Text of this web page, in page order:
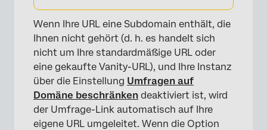
Wenn Ihre URL eine Subdomain enthält, die
Ihnen nicht gehört (d. h. es handelt sich
nicht um Ihre standardmäßige URL oder
eine gekaufte Vanity-URL), und Ihre Instanz
über die Einstellung Umfragen auf
Domäne beschränken deaktiviert ist, wird
der Umfrage-Link automatisch auf Ihre
eigene URL umgeleitet. Wenn die Option